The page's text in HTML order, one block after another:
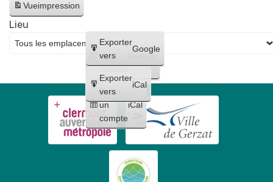
Vueimpression
Créer
un
compte
Google
Créer
un
compte
iCal
Exporter
vers
Google
Exporter
vers
iCal
Lieu